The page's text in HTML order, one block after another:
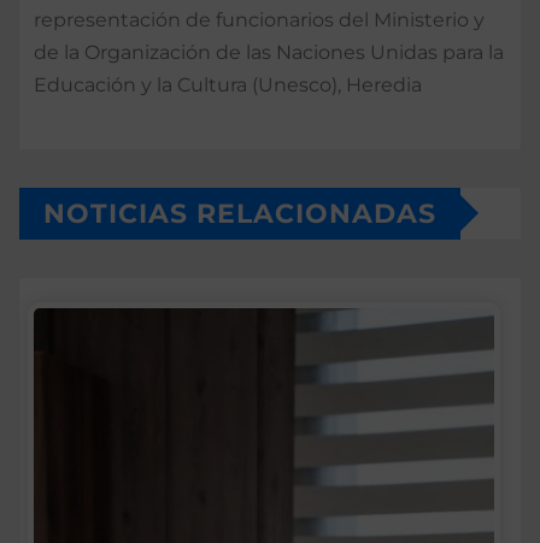
representación de funcionarios del Ministerio y
de la Organización de las Naciones Unidas para la
Educación y la Cultura (Unesco), Heredia
NOTICIAS RELACIONADAS